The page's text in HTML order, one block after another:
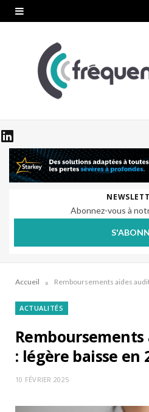
Abonnez-vous à
Accueil » Remboursements aides
ACTUALITÉS
: légère baisse en
10 FÉVRIER 2025